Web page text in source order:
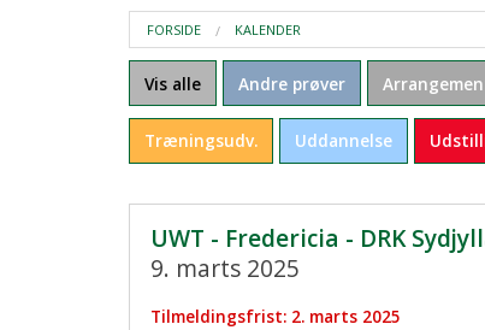
FORSIDE KALENDER
Vis alle Andre prøver
Træningsudv. Uddannelse
UWT - Fredericia - DRK
9. marts 2025
Tilmeldingsfrist: 2. marts 2025